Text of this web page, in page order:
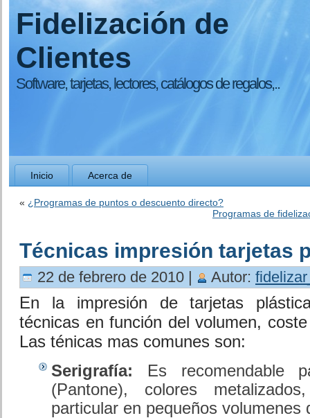
Fidelización de
Clientes
Software, tarjetas, lectores, catálogos de regalos,..
Inicio Acerca de
« ¿Programas de puntos o descuento directo?
Programas de
Técnicas impresión tarjetas
22 de febrero de 2010 | Autor:
En la impresión de tarjetas
técnicas en función del volumen,
Las ténicas mas comunes son:
Serigrafía: Es recomendable
(Pantone), colores
particular en pequeños volumenes